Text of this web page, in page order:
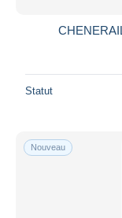
Statut
Nouveau